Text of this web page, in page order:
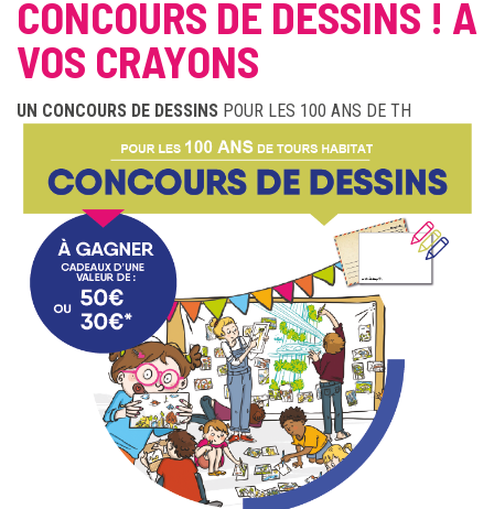
CONCOURS DE DESSINS ! A
VOS CRAYONS
UN CONCOURS DE DESSINS POUR LES 100 ANS DE TH